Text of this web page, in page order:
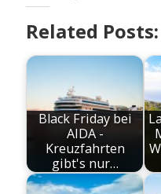
Related Posts:
Black Friday bei
AIDA -
Kreuzfahrten
gibt's nur…